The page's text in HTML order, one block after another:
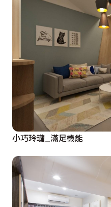
小巧玲瓏_滿足機能